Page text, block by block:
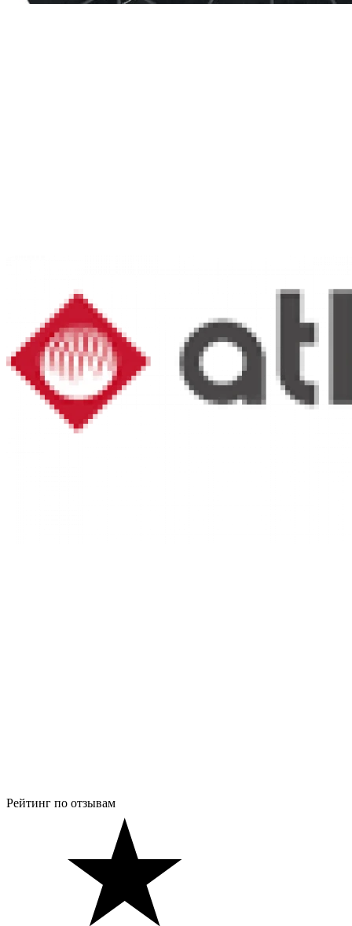
Рейтинг по отзывам